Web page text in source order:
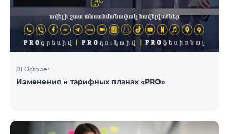
01 October
Изменения в тарифных планах «PRO»